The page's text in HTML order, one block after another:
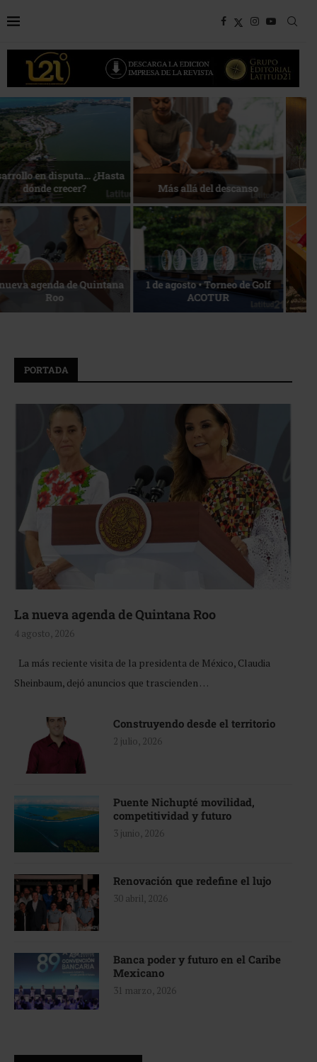
Bottega, un viaje servido a la
mesa
Energía que Impulsa la
competitividad
Reconocimiento de viajeros La esencia del servicio
PORTADA
La nueva agenda de Quintana Roo
4 agosto, 2026
La más reciente visita de la presidenta de México, Claudia
Sheinbaum, dejó anuncios que trascienden …
Construyendo desde el territorio
2 julio, 2026
Puente Nichupté movilidad,
competitividad y futuro
3 junio, 2026
Renovación que redefine el lujo
30 abril, 2026
Banca poder y futuro en el Caribe
Mexicano
31 marzo, 2026